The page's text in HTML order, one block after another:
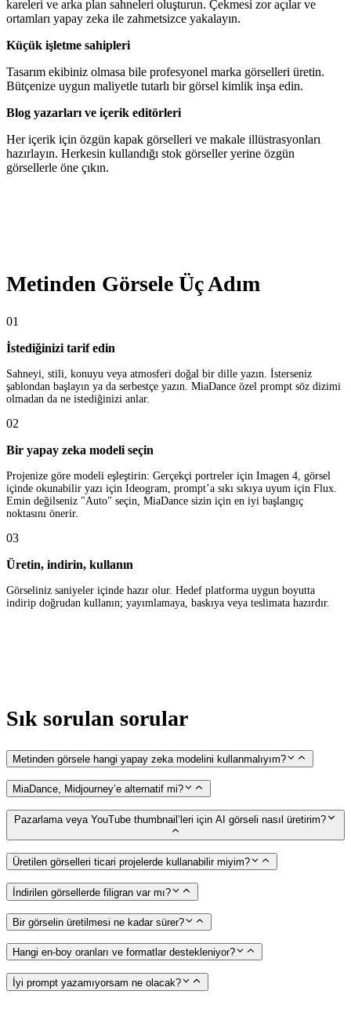
kareleri ve arka plan sahneleri oluşturun. Çekmesi zor açılar ve
ortamları yapay zeka ile zahmetsizce yakalayın.
Küçük işletme sahipleri
Tasarım ekibiniz olmasa bile profesyonel marka görselleri üretin.
Bütçenize uygun maliyetle tutarlı bir görsel kimlik inşa edin.
Blog yazarları ve içerik editörleri
Her içerik için özgün kapak görselleri ve makale illüstrasyonları
hazırlayın. Herkesin kullandığı stok görseller yerine özgün
görsellerle öne çıkın.
Metinden Görsele Üç Adım
01
İstediğinizi tarif edin
Sahneyi, stili, konuyu veya atmosferi doğal bir dille yazın. İsterseniz
şablondan başlayın ya da serbestçe yazın. MiaDance özel prompt söz dizimi
olmadan da ne istediğinizi anlar.
02
Bir yapay zeka modeli seçin
Projenize göre modeli eşleştirin: Gerçekçi portreler için Imagen 4, görsel
içinde okunabilir yazı için Ideogram, prompt’a sıkı sıkıya uyum için Flux.
Emin değilseniz "Auto" seçin, MiaDance sizin için en iyi başlangıç
noktasını önerir.
03
Üretin, indirin, kullanın
Görseliniz saniyeler içinde hazır olur. Hedef platforma uygun boyutta
indirip doğrudan kullanın; yayımlamaya, baskıya veya teslimata hazırdır.
Sık sorulan sorular
Metinden görsele hangi yapay zeka modelini kullanmalıyım?
MiaDance, Midjourney’e alternatif mi?
Pazarlama veya YouTube thumbnail’leri için AI görseli nasıl üretirim?
Üretilen görselleri ticari projelerde kullanabilir miyim?
İndirilen görsellerde filigran var mı?
Bir görselin üretilmesi ne kadar sürer?
Hangi en-boy oranları ve formatlar destekleniyor?
İyi prompt yazamıyorsam ne olacak?